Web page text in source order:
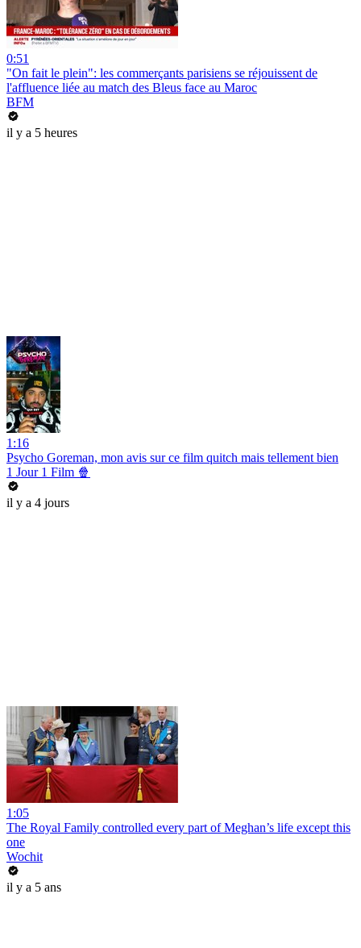
0:51
"On fait le plein": les commerçants parisiens se réjouissent de
l'affluence liée au match des Bleus face au Maroc
BFM
il y a 5 heures
1:16
Psycho Goreman, mon avis sur ce film quitch mais tellement bien
1 Jour 1 Film 🍿
il y a 4 jours
1:05
The Royal Family controlled every part of Meghan’s life except this
one
Wochit
il y a 5 ans